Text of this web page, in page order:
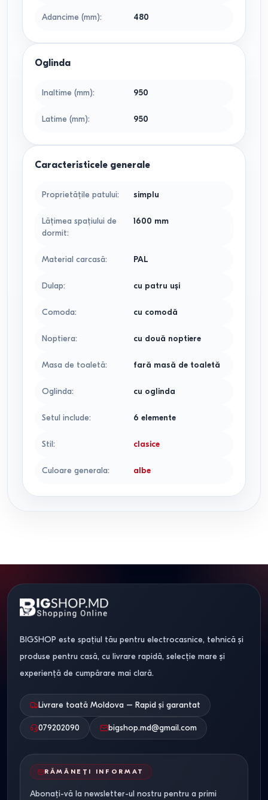
Adancime (mm): 480
Oglinda
Inaltime (mm): 950
Latime (mm): 950
Caracteristicele generale
Proprietățile patului: simplu
Lățimea spațiului de
dormit:
1600 mm
Material carcasă: PAL
Dulap: cu patru uși
Comoda: cu comodă
Noptiera: cu două noptiere
Masa de toaletă: fară masă de toaletă
Oglinda: cu oglinda
Setul include: 6 elemente
Stil: clasice
Culoare generala: albe
BIGSHOP este spațiul tău pentru electrocasnice, tehnică și
produse pentru casă, cu livrare rapidă, selecție mare și
experiență de cumpărare mai clară.
Livrare toată Moldova – Rapid și garantat
079202090 bigshop.md@gmail.com
RĂMÂNEȚI INFORMAT
Abonați-vă la newsletter-ul nostru pentru a primi